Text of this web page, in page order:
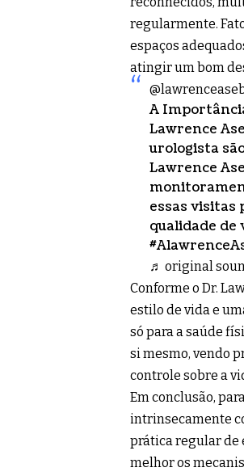
regularmente.
espaços
atingir um bom
A
Lawrence
urologista
Lawrence
essas visitas
qualidade de
♬ original
Conforme o Dr.
estilo de vida e
só para a saúde
si mesmo, vendo
controle sobre a
Em conclusão,
intrinsecamente
prática regular de
melhor os